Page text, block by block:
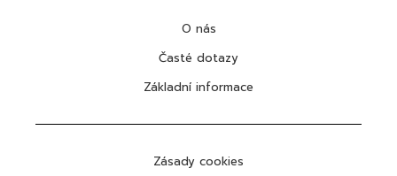
O nás
Časté dotazy
Základní informace
Zásady cookies